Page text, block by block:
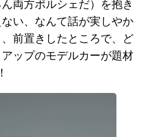
両方ポルシェだ）を抱き
い、なんて話が実しやか
前置きしたところで、ど
ップのモデルカーが題材